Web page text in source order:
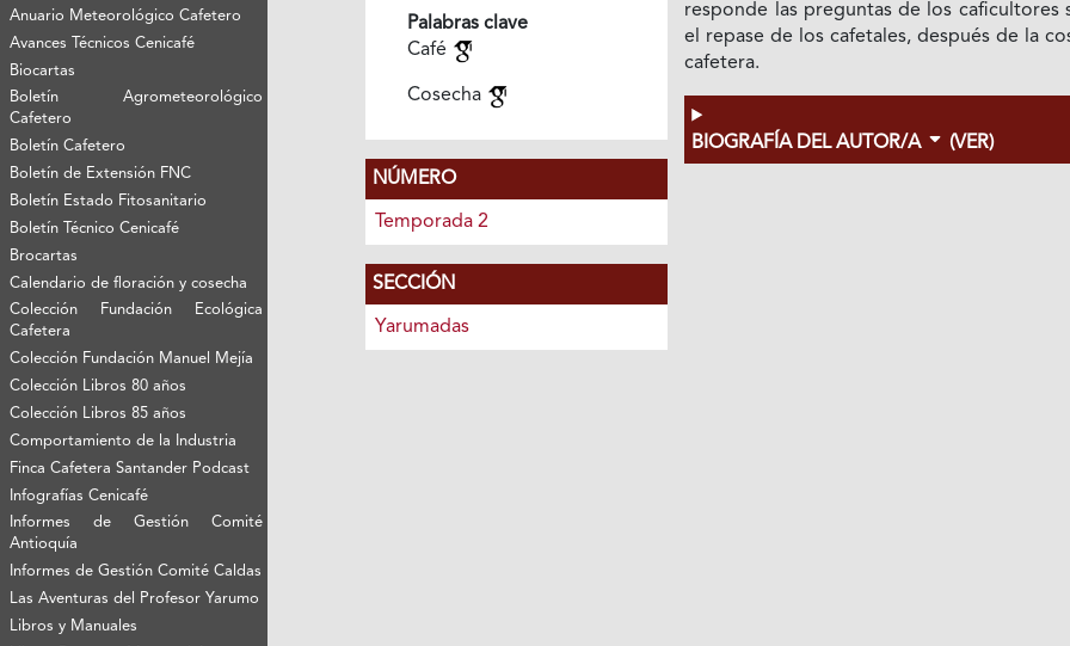
Anuario Meteorológico Cafetero
Avances Técnicos Cenicafé
Biocartas
Boletín Agrometeorológico
Cafetero
Boletín Cafetero
Boletín de Extensión FNC
Boletín Estado Fitosanitario
Boletín Técnico Cenicafé
Brocartas
Calendario de floración y cosecha
Colección Fundación Ecológica
Cafetera
Colección Fundación Manuel Mejía
Colección Libros 80 años
Colección Libros 85 años
Comportamiento de la Industria
Finca Cafetera Santander Podcast
Infografías Cenicafé
Informes de Gestión Comité
Antioquía
Informes de Gestión Comité Caldas
Las Aventuras del Profesor Yarumo
Libros y Manuales
Palabras clave
Café
Cosecha
NÚMERO
Temporada 2
SECCIÓN
Yarumadas
responde las preguntas de los caficultores
el repase de los cafetales, después de la
cafetera.
BIOGRAFÍA DEL AUTOR/A (VER)